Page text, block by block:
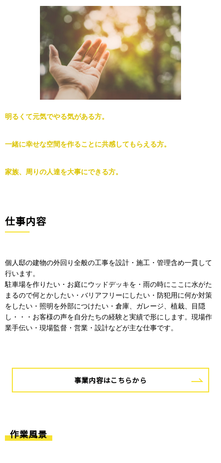
明るくて元気でやる気がある方。
一緒に幸せな空間を作ることに共感してもらえる方。
家族、周りの人達を大事にできる方。
仕事内容
個人邸の建物の外回り全般の工事を設計・施工・管理含め一貫して
行います。
駐車場を作りたい・お庭にウッドデッキを・雨の時にここに水がた
まるので何とかしたい・バリアフリーにしたい・防犯用に何か対策
をしたい・照明を外部につけたい・倉庫、ガレージ、植栽、目隠
し・・・お客様の声を自分たちの経験と実績で形にします。現場作
業手伝い・現場監督・営業・設計などが主な仕事です。
事業内容はこちらから
作業風景